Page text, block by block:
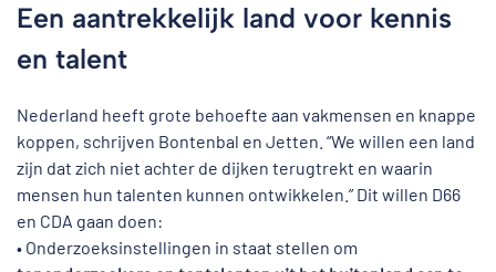
Een aantrekkelijk land voor kennis
en talent
Nederland heeft grote behoefte aan vakmensen en knappe
koppen, schrijven Bontenbal en Jetten. “We willen een land
zijn dat zich niet achter de dijken terugtrekt en waarin
mensen hun talenten kunnen ontwikkelen.” Dit willen D66
en CDA gaan doen:
• Onderzoeksinstellingen in staat stellen om